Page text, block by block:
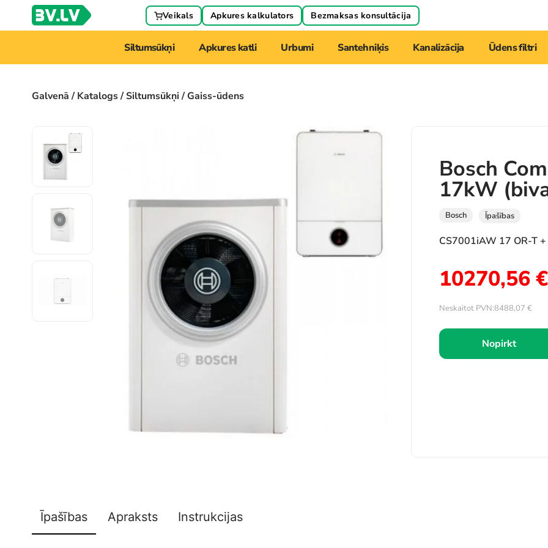
Veikals Apkures kalkulators Bezmaksas konsultācija
Siltumsūkņi Apkures katli Urbumi Santehniķis Kanalizācija Ūdens filtri
Galvenā/Katalogs/Siltumsūkņi/ Gaiss-ūdens
Bosch
17kW
Bosch Īpašības
CS7001iAW 17 OR-T
10270,56€
Neskaitot PVN:8488,07 €
Nopirkt
Īpašības Apraksts Instrukcijas